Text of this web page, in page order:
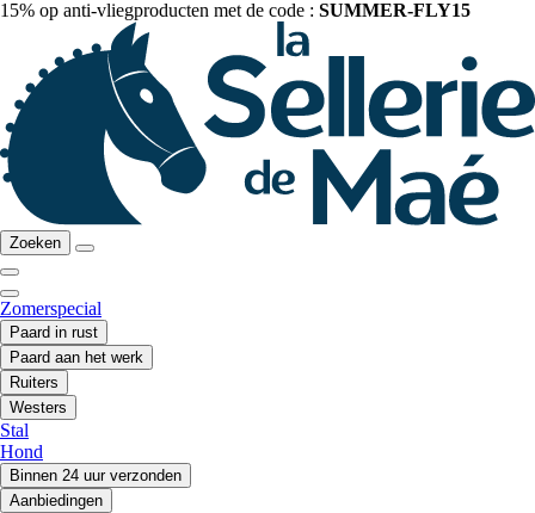
15% op anti-vliegproducten met de code : SUMMER-FLY15
Zoeken
Zomerspecial
Paard in rust
Paard aan het werk
Ruiters
Westers
Stal
Hond
Binnen 24 uur verzonden
Aanbiedingen